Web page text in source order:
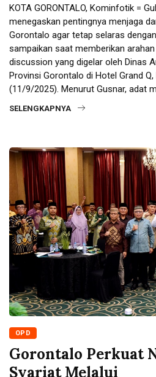
KOTA GORONTALO, Kominfotik =
menegaskan pentingnya menjaga
Gorontalo agar tetap selaras
sampaikan saat memberikan
discussion yang digelar oleh Dinas
Provinsi Gorontalo di Hotel Grand
(11/9/2025). Menurut Gusnar, adat
SELENGKAPNYA
OPD
Gorontalo Perkuat
Syariat Melalui